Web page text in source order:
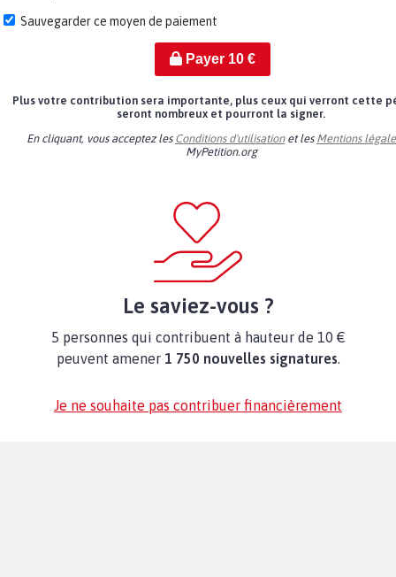
Sauvegarder ce moyen de paiement
Payer 10€
Plus votre contribution sera importante, plus ceux qui verront cette
seront nombreux et pourront la signer.
En cliquant, vous acceptez les Conditions d'utilisationet les Mentions
MyPetition.org
Le saviez-vous ?
5 personnes qui contribuent à hauteur de 10 €
peuvent amener 1 750 nouvelles signatures.
Je ne souhaite pas contribuer financièrement